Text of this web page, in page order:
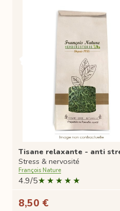
Tisane relaxante - anti
Stress & nervosité
François Nature
4.9/5
8,50 €